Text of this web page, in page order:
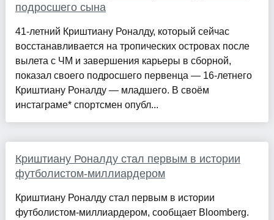
подросшего сына
41-летний Криштиану Роналду, который сейчас
восстанавливается на тропических островах после
вылета с ЧМ и завершения карьеры в сборной,
показал своего подросшего первенца — 16-летнего
Криштиану Роналду — младшего. В своём
инстаграме* спортсмен опубл...
Криштиану Роналду стал первым в истории
футболистом-миллиардером
Криштиану Роналду стал первым в истории
футболистом-миллиардером, сообщает Bloomberg.